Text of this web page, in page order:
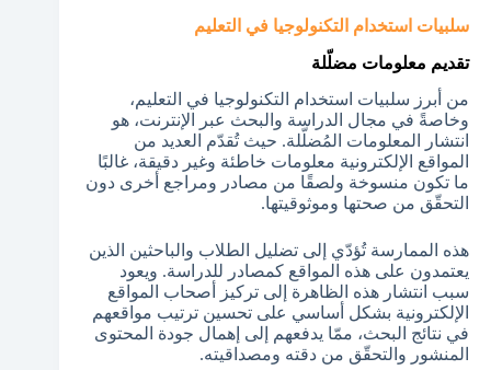
سلبيات استخدام التكنولوجيا في التعليم
تقديم معلومات مضلّلة
من أبرز سلبيات استخدام التكنولوجيا في التعليم،
وخاصةً في مجال الدراسة والبحث عبر الإنترنت، هو
انتشار المعلومات المُضلّلة. حيث تُقدّم العديد من
المواقع الإلكترونية معلومات خاطئة وغير دقيقة، غالبًا
ما تكون منسوخة ولصقًا من مصادر ومراجع أخرى دون
التحقّق من صحتها وموثوقيتها.
هذه الممارسة تُؤدّي إلى تضليل الطلاب والباحثين الذين
يعتمدون على هذه المواقع كمصادر للدراسة. ويعود
سبب انتشار هذه الظاهرة إلى تركيز أصحاب المواقع
الإلكترونية بشكل أساسي على تحسين ترتيب مواقعهم
في نتائج البحث، ممّا يدفعهم إلى إهمال جودة المحتوى
المنشور والتحقّق من دقته ومصداقيته.